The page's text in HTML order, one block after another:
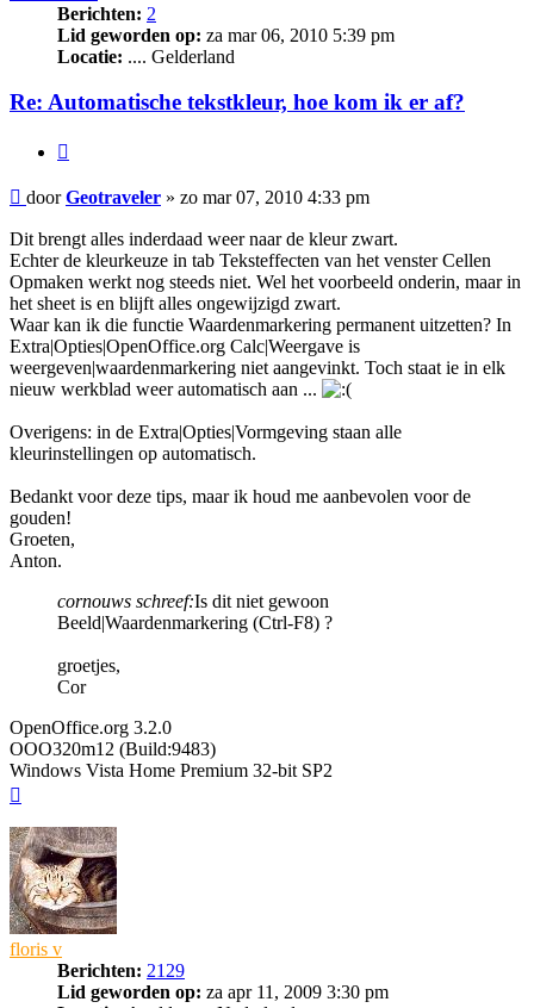
Berichten: 2
Lid geworden op: za mar 06, 2010 5:39 pm
Locatie: .... Gelderland
Re: Automatische tekstkleur, hoe kom ik er af?
Bericht
doorGeotraveler » zo mar 07, 2010 4:33 pm
Dit brengt alles inderdaad weer naar de kleur zwart.
Echter de kleurkeuze in tab Teksteffecten van het venster Cellen
Opmaken werkt nog steeds niet. Wel het voorbeeld onderin, maar in
het sheet is en blijft alles ongewijzigd zwart.
Waar kan ik die functie Waardenmarkering permanent uitzetten? In
Extra|Opties|OpenOffice.org Calc|Weergave is
weergeven|waardenmarkering niet aangevinkt. Toch staat ie in elk
nieuw werkblad weer automatisch aan ...
Overigens: in de Extra|Opties|Vormgeving staan alle
kleurinstellingen op automatisch.
Bedankt voor deze tips, maar ik houd me aanbevolen voor de
gouden!
Groeten,
Anton.
cornouws schreef:Is dit niet gewoon
Beeld|Waardenmarkering (Ctrl-F8) ?
groetjes,
Cor
OpenOffice.org 3.2.0
OOO320m12 (Build:9483)
Windows Vista Home Premium 32-bit SP2
floris v
Berichten: 2129
Lid geworden op: za apr 11, 2009 3:30 pm